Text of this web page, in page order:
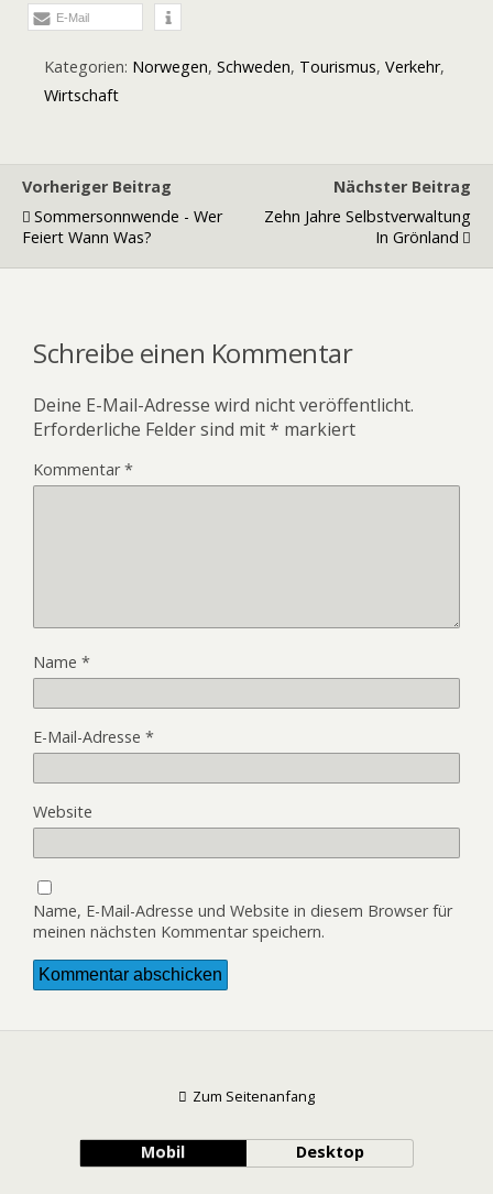
E-Mail
Kategorien: Norwegen, Schweden, Tourismus, Verkehr,
Wirtschaft
Vorheriger Beitrag
Sommersonnwende - Wer
Feiert Wann Was?
Nächster Beitrag
Zehn Jahre Selbstverwaltung
In Grönland
Schreibe einen Kommentar
Deine E-Mail-Adresse wird nicht veröffentlicht.
Erforderliche Felder sind mit* markiert
Kommentar*
Name *
E-Mail-Adresse *
Website
Name, E-Mail-Adresse und Website in diesem Browser für
meinen nächsten Kommentar speichern.
Zum Seitenanfang
Mobil Desktop